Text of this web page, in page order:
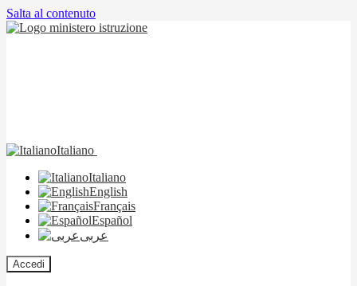
Salta al contenuto
Italiano
Italiano
English
Français
Español
عربى
Accedi